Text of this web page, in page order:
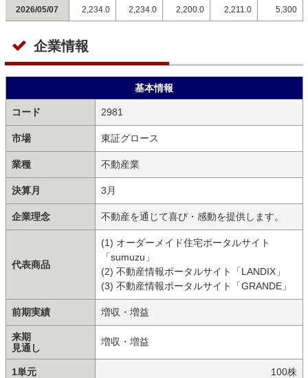
2026/05/07 2,234.0 2,234.0 2,200.0 2,211.0 5,300
企業情報
基本情報
コード 2981
市場 東証グロース
業種 不動産業
決算月 3月
企業理念 不動産を通じて喜び・感動を提供します。
代表商品
(1) オーダーメイド住宅ポータルサイト
「sumuzu」
(2) 不動産情報ポータルサイト「LANDIX」
(3) 不動産情報ポータルサイト「GRANDE」
前期実績 増収・増益
来期
見通し
増収・増益
1単元 100株